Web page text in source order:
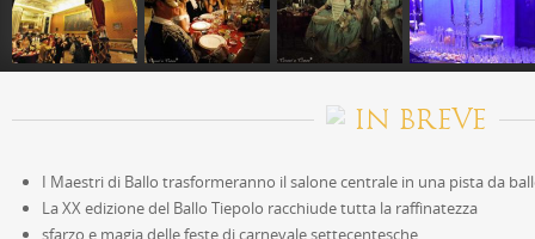
IN BREVE
I Maestri di Ballo trasformeranno il salone centrale in una pista da
La XX edizione del Ballo Tiepolo racchiude tutta la raffinatezza
sfarzo e magia delle feste di carnevale settecentesche